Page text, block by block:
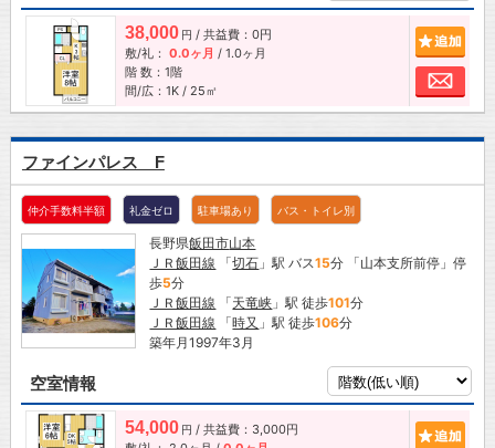
38,000 円 / 共益費：0円
敷/礼： 0.0ヶ月 / 1.0ヶ月
階 数：1階
間/広：1K / 25㎡
お
ファインパレス F
仲介手数料半額 礼金ゼロ 駐車場あり バス・トイレ別
長野県飯田市山本
ＪＲ飯田線 「切石 」駅 バス15分 「山本支所前停」停
歩5分
ＪＲ飯田線 「天竜峡 」駅 徒歩101分
ＪＲ飯田線 「時又 」駅 徒歩106分
築年月1997年3月
空室情報
54,000 円 / 共益費：3,000円